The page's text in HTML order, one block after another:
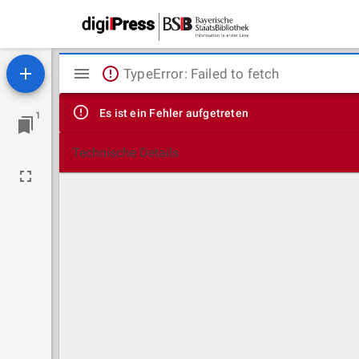
1
Mirador
Viewer
TypeError: Failed to fetch
Es ist ein Fehler aufgetreten
Technische Details